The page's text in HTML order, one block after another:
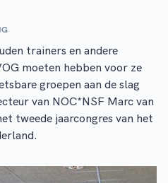
trainers en andere
moeten hebben voor ze
groepen aan de slag
van NOC*NSF Marc van
tweede jaarcongres van het